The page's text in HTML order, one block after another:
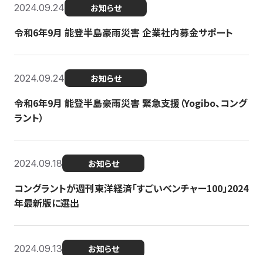
2024.09.24 お知らせ
令和6年9月 能登半島豪雨災害 企業社内募金サポート
2024.09.24 お知らせ
令和6年9月 能登半島豪雨災害 緊急支援（Yogibo、コング
ラント）
2024.09.18 お知らせ
コングラントが週刊東洋経済「すごいベンチャー100」2024
年最新版に選出
2024.09.13 お知らせ